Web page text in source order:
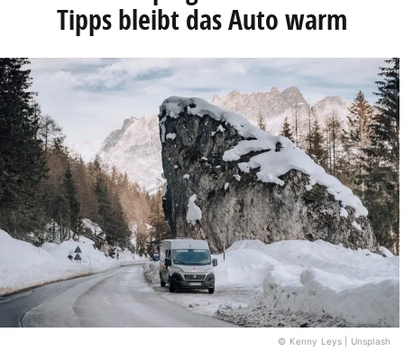
Tipps bleibt das Auto warm
© Kenny Leys | Unsplash